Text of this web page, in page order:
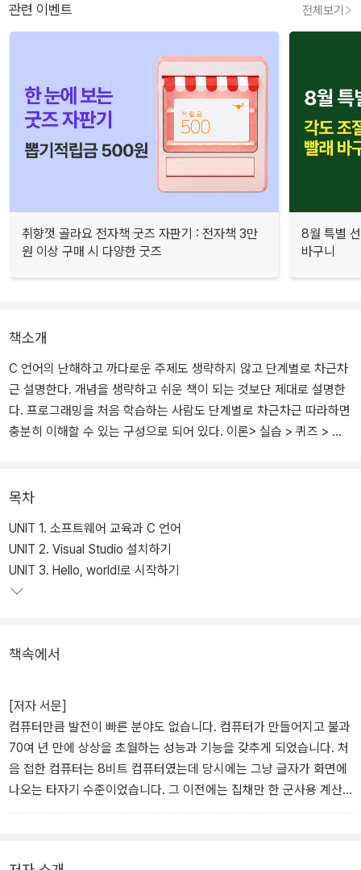
관련 이벤트 전체보기
취향껏 골라요 전자책 굿즈 자판기 : 전자책 3만
원 이상 구매 시 다양한 굿즈
8월 특별
바구니
책소개
C 언어의 난해하고 까다로운 주제도 생략하지 않고 단계별로 차근차
근 설명한다. 개념을 생략하고 쉬운 책이 되는 것보단 제대로 설명한
다. 프로그래밍을 처음 학습하는 사람도 단계별로 차근차근 따라하면
충분히 이해할 수 있는 구성으로 되어 있다. 이론> 실습 > 퀴즈 > 연
목차
UNIT 1. 소프트웨어 교육과 C 언어
UNIT 2. Visual Studio 설치하기
UNIT 3. Hello, world!로 시작하기
책속에서
[저자 서문]
컴퓨터만큼 발전이 빠른 분야도 없습니다. 컴퓨터가 만들어지고 불과
70여 년 만에 상상을 초월하는 성능과 기능을 갖추게 되었습니다. 처
음 접한 컴퓨터는 8비트 컴퓨터였는데 당시에는 그냥 글자가 화면에
나오는 타자기 수준이었습니다. 그 이전에는 집채만 한 군사용 계산
기였죠. 하지만 지금은 현실과 구분되지 않을 정도의 화려한 그래픽